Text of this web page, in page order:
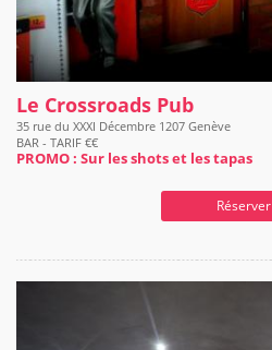
Le Crossroads Pub
35 rue du XXXI Décembre 1207 Genève
BAR - TARIF €€
PROMO : Sur les shots et les tapas
Réserver